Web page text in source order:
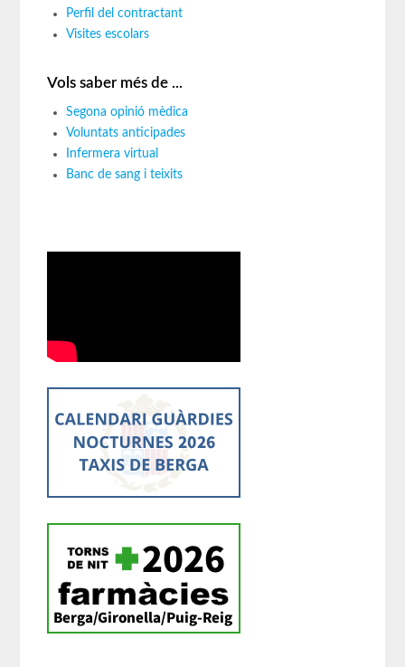
Perfil del contractant
Visites escolars
Vols saber més de ...
Segona opinió mèdica
Voluntats anticipades
Infermera virtual
Banc de sang i teixits